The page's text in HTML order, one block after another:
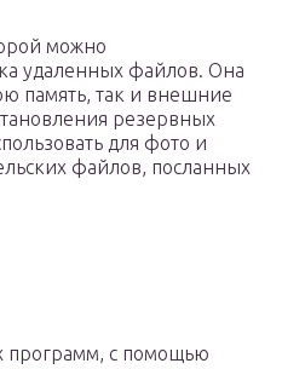
можно
удаленных файлов. Она
память, так и внешние
резервных
для фото и
файлов, посланных
программ, с помощью